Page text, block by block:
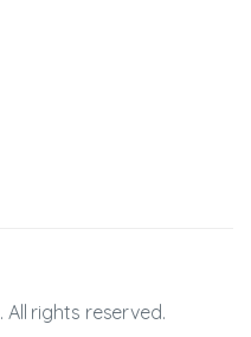
. All rights reserved.